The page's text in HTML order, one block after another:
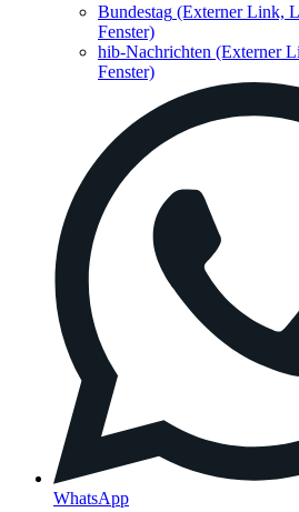
Bundestag (Externer Link,
Fenster)
hib-Nachrichten (Externer
Fenster)
WhatsApp